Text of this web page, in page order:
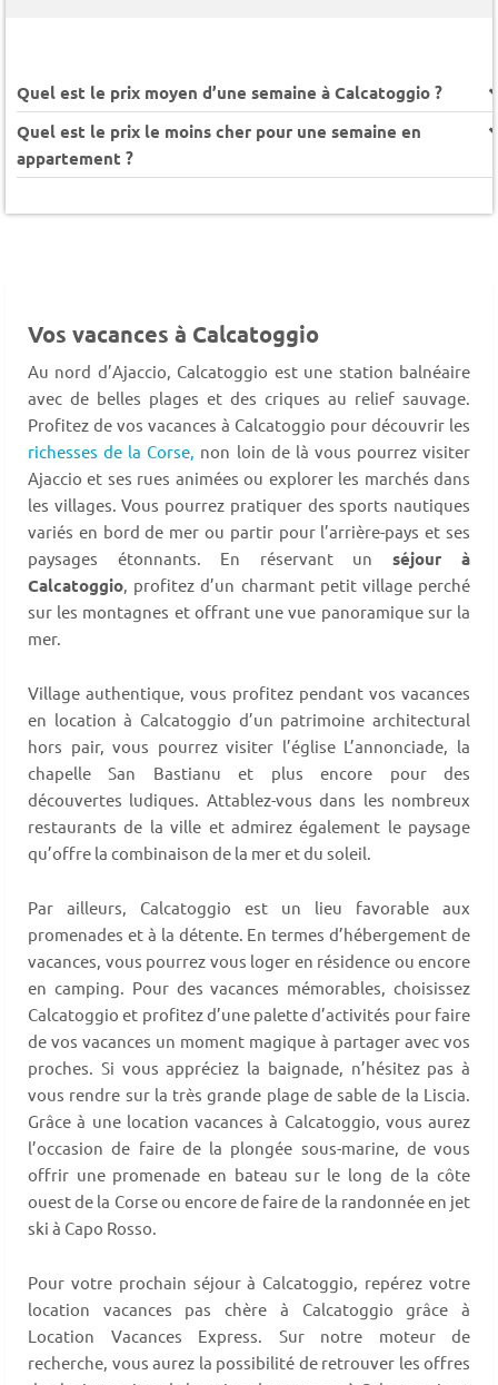
Quel est le prix moyen d’une semaine à Calcatoggio ?
Quel est le prix le moins cher pour une semaine en
appartement ?
Vos vacances à Calcatoggio
Au nord d’Ajaccio, Calcatoggio est une station balnéaire
avec de belles plages et des criques au relief sauvage.
Profitez de vos vacances à Calcatoggio pour découvrir les
richesses de la Corse, non loin de là vous pourrez visiter
Ajaccio et ses rues animées ou explorer les marchés dans
les villages. Vous pourrez pratiquer des sports nautiques
variés en bord de mer ou partir pour l’arrière-pays et ses
paysages étonnants. En réservant un séjour à
Calcatoggio , profitez d’un charmant petit village perché
sur les montagnes et offrant une vue panoramique sur la
mer.
Village authentique, vous profitez pendant vos vacances
en location à Calcatoggio d’un patrimoine architectural
hors pair, vous pourrez visiter l’église L’annonciade, la
chapelle San Bastianu et plus encore pour des
découvertes ludiques. Attablez-vous dans les nombreux
restaurants de la ville et admirez également le paysage
qu’offre la combinaison de la mer et du soleil.
Par ailleurs, Calcatoggio est un lieu favorable aux
promenades et à la détente. En termes d’hébergement de
vacances, vous pourrez vous loger en résidence ou encore
en camping. Pour des vacances mémorables, choisissez
Calcatoggio et profitez d’une palette d’activités pour faire
de vos vacances un moment magique à partager avec vos
proches. Si vous appréciez la baignade, n’hésitez pas à
vous rendre sur la très grande plage de sable de la Liscia.
Grâce à une location vacances à Calcatoggio, vous aurez
l’occasion de faire de la plongée sous-marine, de vous
offrir une promenade en bateau sur le long de la côte
ouest de la Corse ou encore de faire de la randonnée en jet
ski à Capo Rosso.
Pour votre prochain séjour à Calcatoggio, repérez votre
location vacances pas chère à Calcatoggio grâce à
Location Vacances Express. Sur notre moteur de
recherche, vous aurez la possibilité de retrouver les offres